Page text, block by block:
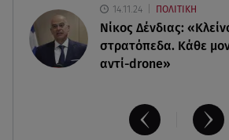
14.11.24 ΠΟΛΙΤΙΚΗ
Νίκος Δένδιας:
στρατόπεδα. Kάθε
αντί-drone»